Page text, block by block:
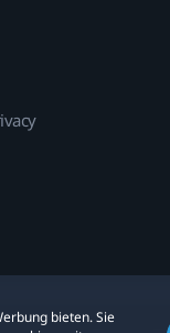
bieten. Sie